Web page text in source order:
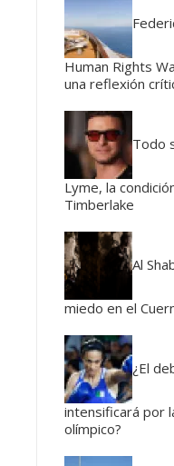
Human Rights
una reflexión
Todo
Lyme, la
Timberlake
Al
miedo en el
¿El
intensificará por
olímpico?